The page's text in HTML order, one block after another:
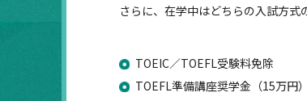
さらに、在学中はどちらの入試方式
TOEIC／TOEFL受験料免除
TOEFL準備講座奨学金（15万円）